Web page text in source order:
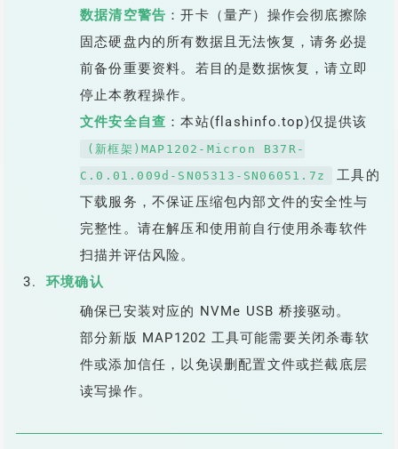
数据清空警告 ：开卡（量产）操作会彻底擦除
固态硬盘内的所有数据且无法恢复，请务必提
前备份重要资料。若目的是数据恢复，请立即
停止本教程操作。
文件安全自查 ：本站(flashinfo.top)仅提供该
(新框架)MAP1202-Micron B37R-
C.0.01.009d-SN05313-SN06051.7z
工具的
下载服务，不保证压缩包内部文件的安全性与
完整性。请在解压和使用前自行使用杀毒软件
扫描并评估风险。
环境确认
确保已安装对应的 NVMe USB 桥接驱动。
部分新版 MAP1202 工具可能需要关闭杀毒软
件或添加信任，以免误删配置文件或拦截底层
读写操作。